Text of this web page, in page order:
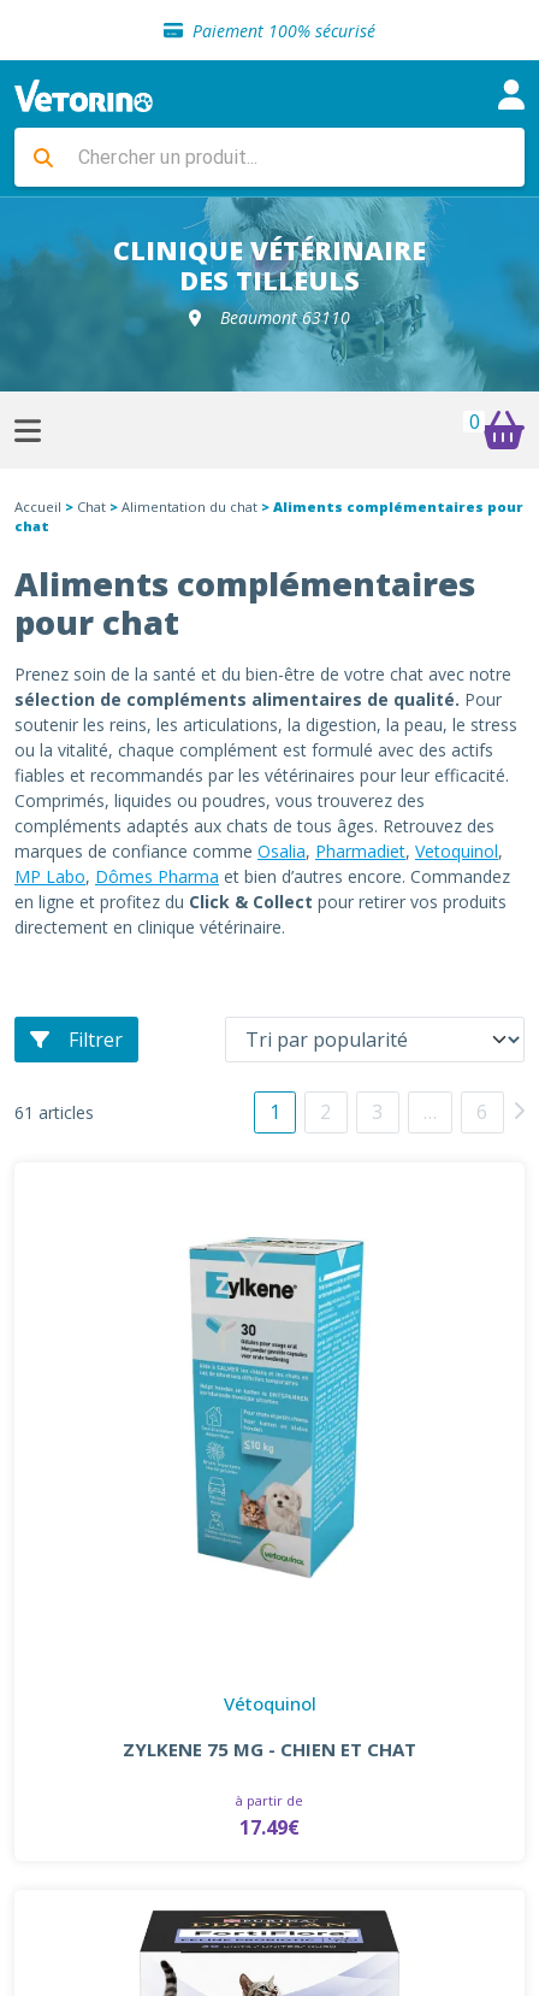
Paiement 100% sécurisé
Livraison gratuite en clinique vétérinaire
Sélection de croquettes vétérinaire
Livraison gratuite en clinique vétérinaire
Retour gratuit en clinique
Sélection de croquettes vétérinaire
CLINIQUE VÉTÉRINAIRE
DES TILLEULS
Beaumont 63110
0
Accueil > Chat > Alimentation du chat > Aliments complémentaires pour
chat
Aliments complémentaires
pour chat
Prenez soin de la santé et du bien-être de votre chat avec notre
sélection de compléments alimentaires de qualité. Pour
soutenir les reins, les articulations, la digestion, la peau, le stress
ou la vitalité, chaque complément est formulé avec des actifs
fiables et recommandés par les vétérinaires pour leur efficacité.
Comprimés, liquides ou poudres, vous trouverez des
compléments adaptés aux chats de tous âges. Retrouvez des
marques de confiance comme Osalia, Pharmadiet, Vetoquinol,
MP Labo, Dômes Pharma et bien d’autres encore. Commandez
en ligne et profitez du Click & Collect pour retirer vos produits
directement en clinique vétérinaire.
Filtrer
61 articles 1 2 3 … 6
Vétoquinol
ZYLKENE 75 MG - CHIEN ET CHAT
à partir de
17.49€